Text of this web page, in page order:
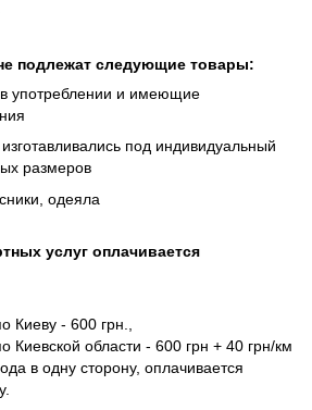
подлежат следующие товары:
употреблении и имеющие
под индивидуальный
размеров
одеяла
услуг оплачивается
Киеву - 600 грн.,
Киевской области - 600 грн + 40 грн/км
в одну сторону, оплачивается